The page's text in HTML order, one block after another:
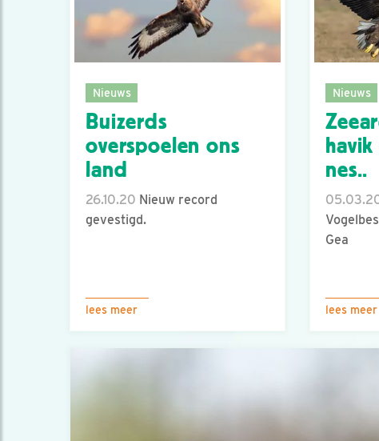
Nieuws
Buizerds
overspoelen ons
land
26.10.20 Nieuw record
gevestigd.
lees meer
Nieuws
nes..
Gea
lees meer